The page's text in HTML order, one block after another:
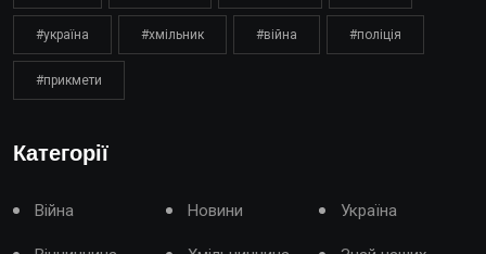
#україна #хмільник #війна #поліція
#прикмети
Категорії
Війна Новини Україна